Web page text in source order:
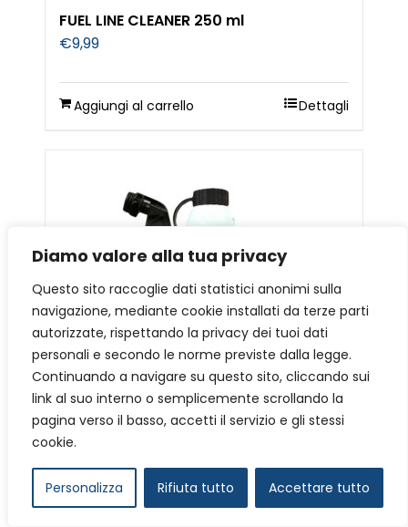
Diamo valore alla tua privacy
Questo sito raccoglie dati statistici anonimi sulla
navigazione, mediante cookie installati da terze parti
autorizzate, rispettando la privacy dei tuoi dati
personali e secondo le norme previste dalla legge.
Continuando a navigare su questo sito, cliccando sui
link al suo interno o semplicemente scrollando la
pagina verso il basso, accetti il servizio e gli stessi
cookie.
Personalizza Rifiuta tutto Accettare tutto
FUEL LINE CLEANER 250 ml
€9,99
Aggiungi al carrello Dettagli
ANTIBLOCCO FRENI 200 ml
€18,00